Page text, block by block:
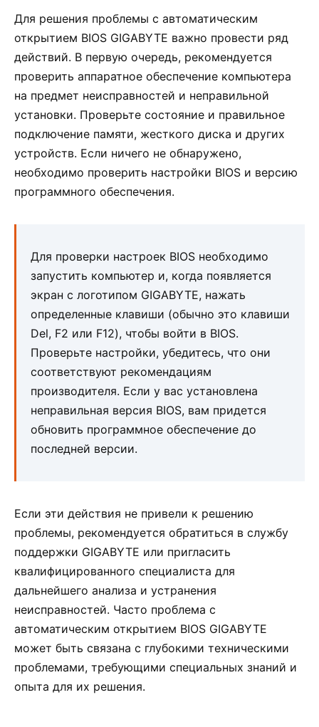
Для решения проблемы с автоматическим
открытием BIOS GIGABYTE важно провести ряд
действий. В первую очередь, рекомендуется
проверить аппаратное обеспечение компьютера
на предмет неисправностей и неправильной
установки. Проверьте состояние и правильное
подключение памяти, жесткого диска и других
устройств. Если ничего не обнаружено,
необходимо проверить настройки BIOS и версию
программного обеспечения.
Для проверки настроек BIOS необходимо
запустить компьютер и, когда появляется
экран с логотипом GIGABYTE, нажать
определенные клавиши (обычно это клавиши
Del, F2 или F12), чтобы войти в BIOS.
Проверьте настройки, убедитесь, что они
соответствуют рекомендациям
производителя. Если у вас установлена
неправильная версия BIOS, вам придется
обновить программное обеспечение до
последней версии.
Если эти действия не привели к решению
проблемы, рекомендуется обратиться в службу
поддержки GIGABYTE или пригласить
квалифицированного специалиста для
дальнейшего анализа и устранения
неисправностей. Часто проблема с
автоматическим открытием BIOS GIGABYTE
может быть связана с глубокими техническими
проблемами, требующими специальных знаний и
опыта для их решения.